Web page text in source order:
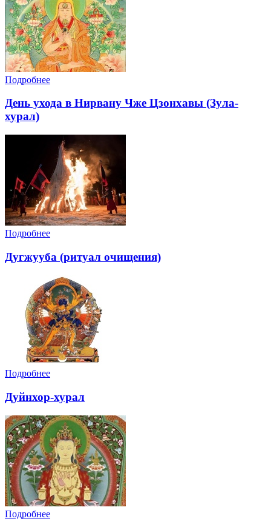
Подробнее
День ухода в Нирвану Чже Цзонхавы (Зула-
хурал)
Подробнее
Дугжууба (ритуал очищения)
Подробнее
Дуйнхор-хурал
Подробнее